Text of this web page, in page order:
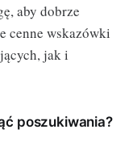
aby dobrze
cenne wskazówki
jak i
poszukiwania?